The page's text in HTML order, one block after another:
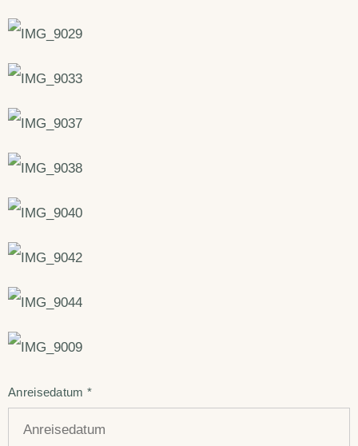
Anreisedatum *